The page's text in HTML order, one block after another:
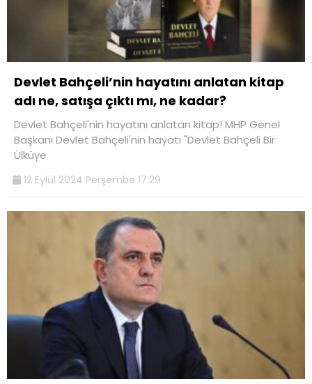
Devlet Bahçeli’nin hayatını anlatan kitap
adı ne, satışa çıktı mı, ne kadar?
Devlet Bahçeli'nin hayatını anlatan kitap! MHP Genel
Başkanı Devlet Bahçeli'nin hayatı "Devlet Bahçeli Bir
Ülküye
12 Eylül 2024 Perşembe 17:29